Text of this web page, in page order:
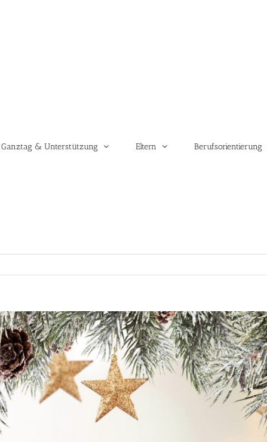
Ganztag & Unterstützung Eltern Berufsorientierung